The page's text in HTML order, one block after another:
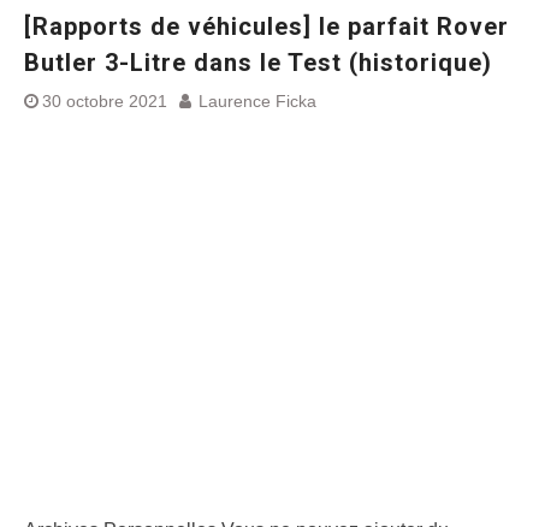
[Rapports de véhicules] le parfait Rover
Butler 3-Litre dans le Test (historique)
30 octobre 2021 Laurence Ficka